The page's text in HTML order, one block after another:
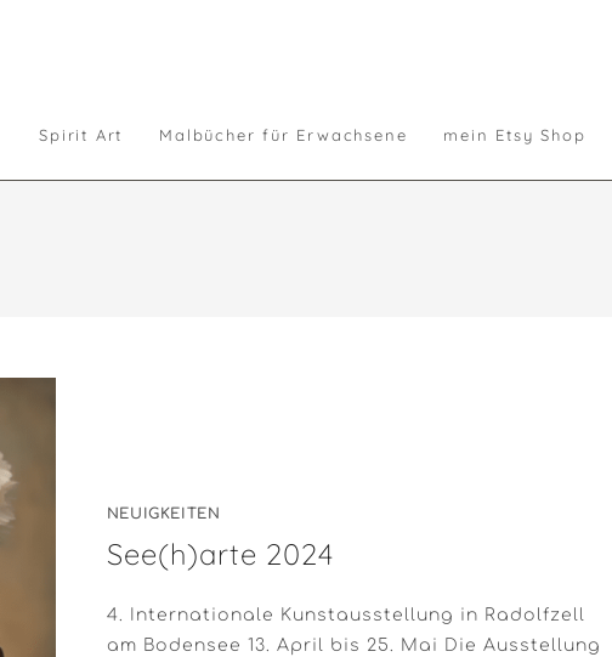
Spirit Art Malbücher für Erwachsene mein Etsy Shop
NEUIGKEITEN
See(h)arte 2024
4. Internationale Kunstausstellung in Radolfzell
am Bodensee 13. April bis 25. Mai Die Ausstellung